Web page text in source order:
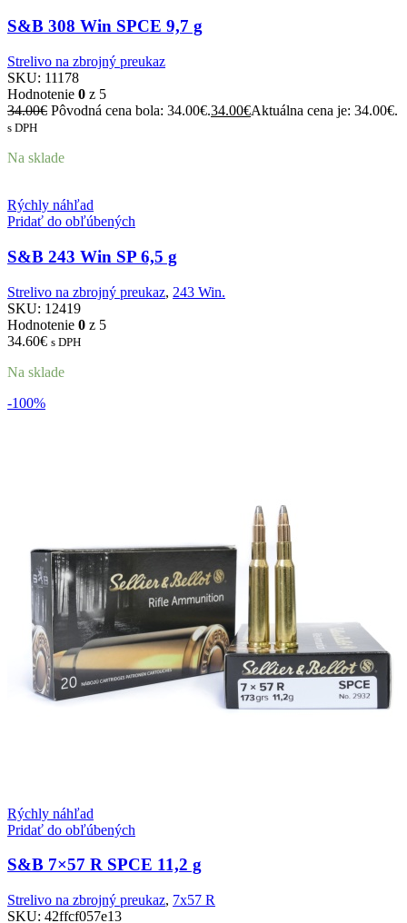
S&B 308 Win SPCE 9,7 g
Strelivo na zbrojný preukaz
SKU: 11178
Hodnotenie 0 z 5
34.00€ Pôvodná cena bola: 34.00€.34.00€Aktuálna cena je: 34.00€.
s DPH
Na sklade
Rýchly náhľad
Pridať do obľúbených
S&B 243 Win SP 6,5 g
Strelivo na zbrojný preukaz, 243 Win.
SKU: 12419
Hodnotenie 0 z 5
34.60€ s DPH
Na sklade
-100%
Rýchly náhľad
Pridať do obľúbených
S&B 7×57 R SPCE 11,2 g
Strelivo na zbrojný preukaz, 7x57 R
SKU: 42ffcf057e13